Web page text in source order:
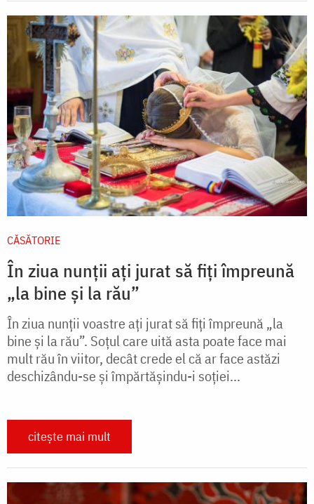
CĂSĂTORIE
În ziua nunții ați jurat să fiți împreună
„la bine și la rău”
În ziua nunții voastre ați jurat să fiți împreună „la
bine și la rău”. Soțul care uită asta poate face mai
mult rău în viitor, decât crede el că ar face astăzi
deschizându-se și împărtășindu-i soției...
citește mai mult